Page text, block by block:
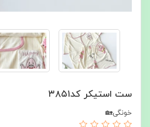
ست استیکر کد۳۸۵۱
خونگی🏡